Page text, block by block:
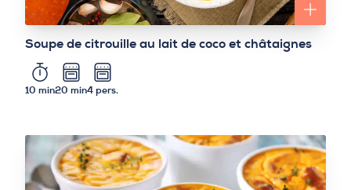
Soupe de citrouille au lait de coco et châtaignes
10 min20 min4 pers.